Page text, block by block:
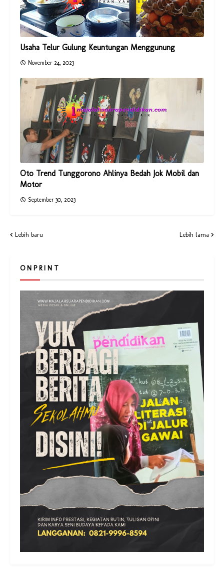
Usaha Telur Gulung Keuntungan Menggunung
November 24, 2023
Oto Trend Tunggorono Ahlinya Bedah Jok Mobil dan
Motor
September 30, 2023
Lebih baru Lebih lama
O N P R I N T